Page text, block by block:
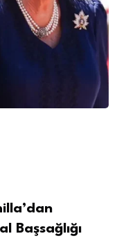
Başsağlığı